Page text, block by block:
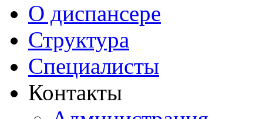
О диспансере
Структура
Специалисты
Контакты